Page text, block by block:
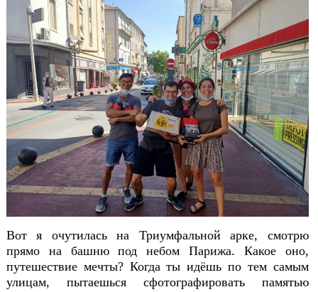
Вот я очутилась на Триумфальной арке, смотрю
прямо на башню под небом Парижа. Какое оно,
путешествие мечты? Когда ты идёшь по тем самым
улицам, пытаешься сфотографировать памятью